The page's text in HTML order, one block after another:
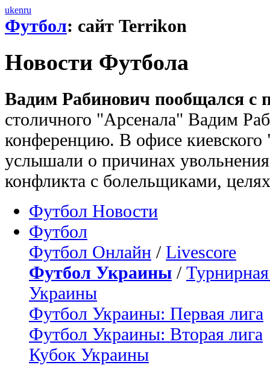
ukenru
Футбол: сайт Terrikon
Новости Футбола
Вадим Рабинович пообщался с
столичного "Арсенала" Вадим
конференцию. В офисе
услышали о причинах
конфликта с болельщиками,
Футбол Новости
Футбол
Футбол Онлайн / Livescore
Футбол Украины /
Украины
Футбол Украины: Первая лига
Футбол Украины: Вторая лига
Кубок Украины